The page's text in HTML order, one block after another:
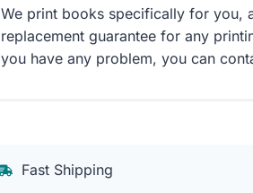
We print books specifically for you,
replacement guarantee for any
you have any problem, you can
Fast Shipping